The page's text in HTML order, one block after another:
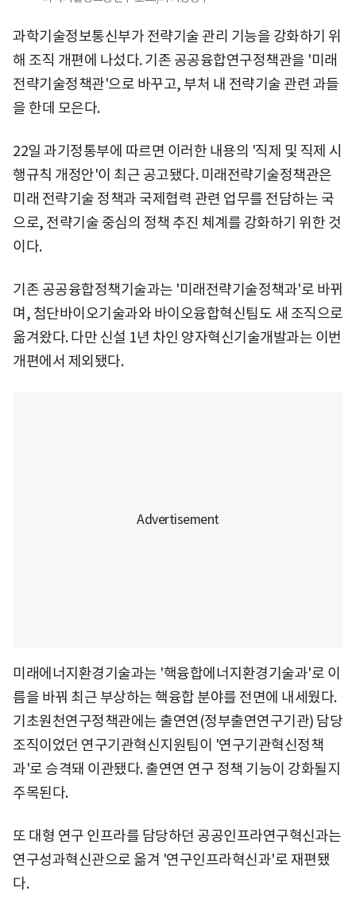
과학기술정보통신부가 전략기술 관리 기능을 강화하기 위
해 조직 개편에 나섰다. 기존 공공융합연구정책관을 '미래
전략기술정책관'으로 바꾸고, 부처 내 전략기술 관련 과들
을 한데 모은다.
22일 과기정통부에 따르면 이러한 내용의 '직제 및 직제 시
행규칙 개정안'이 최근 공고됐다. 미래전략기술정책관은
미래 전략기술 정책과 국제협력 관련 업무를 전담하는 국
으로, 전략기술 중심의 정책 추진 체계를 강화하기 위한 것
이다.
기존 공공융합정책기술과는 '미래전략기술정책과'로 바뀌
며, 첨단바이오기술과와 바이오융합혁신팀도 새 조직으로
옮겨왔다. 다만 신설 1년 차인 양자혁신기술개발과는 이번
개편에서 제외됐다.
미래에너지환경기술과는 '핵융합에너지환경기술과'로 이
름을 바꿔 최근 부상하는 핵융합 분야를 전면에 내세웠다.
기초원천연구정책관에는 출연연(정부출연연구기관) 담당
조직이었던 연구기관혁신지원팀이 '연구기관혁신정책
과'로 승격돼 이관됐다. 출연연 연구 정책 기능이 강화될지
주목된다.
또 대형 연구 인프라를 담당하던 공공인프라연구혁신과는
연구성과혁신관으로 옮겨 '연구인프라혁신과'로 재편됐
다.